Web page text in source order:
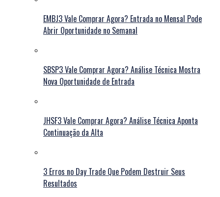
EMBJ3 Vale Comprar Agora? Entrada no Mensal Pode
Abrir Oportunidade no Semanal
SBSP3 Vale Comprar Agora? Análise Técnica Mostra
Nova Oportunidade de Entrada
JHSF3 Vale Comprar Agora? Análise Técnica Aponta
Continuação da Alta
3 Erros no Day Trade Que Podem Destruir Seus
Resultados